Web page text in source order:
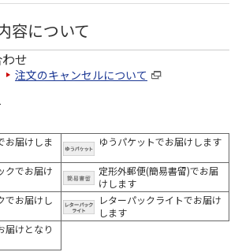
容について
せ
注文のキャンセルについて
お届けしま
ゆうパケットでお届けします
クでお届け
定形外郵便(簡易書留)でお届
けします
でお届けし
レターパックライトでお届け
します
届けとなり